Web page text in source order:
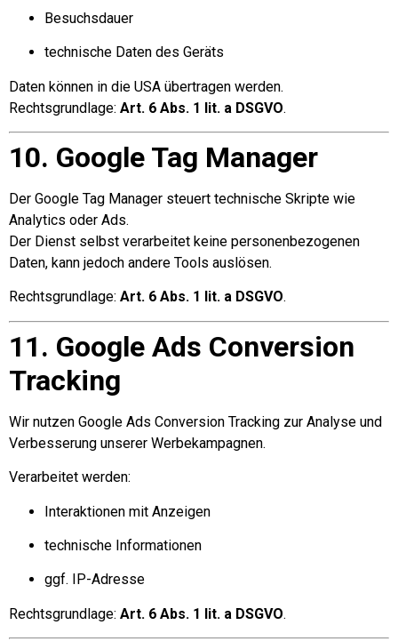
Besuchsdauer
technische Daten des Geräts
Daten können in die USA übertragen werden.
Rechtsgrundlage: Art. 6 Abs. 1 lit. a DSGVO.
10. Google Tag Manager
Der Google Tag Manager steuert technische Skripte wie
Analytics oder Ads.
Der Dienst selbst verarbeitet keine personenbezogenen
Daten, kann jedoch andere Tools auslösen.
Rechtsgrundlage: Art. 6 Abs. 1 lit. a DSGVO.
11. Google Ads Conversion
Tracking
Wir nutzen Google Ads Conversion Tracking zur Analyse und
Verbesserung unserer Werbekampagnen.
Verarbeitet werden:
Interaktionen mit Anzeigen
technische Informationen
ggf. IP-Adresse
Rechtsgrundlage: Art. 6 Abs. 1 lit. a DSGVO.